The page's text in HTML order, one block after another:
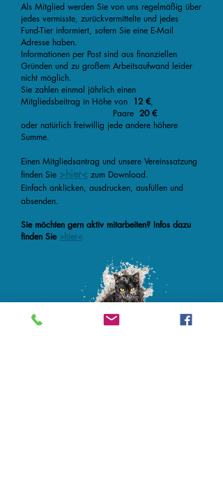
Als Mitglied werden Sie von uns regelmäßig über
jedes vermisste, zurückvermittelte und jedes
Fund-Tier informiert, sofern Sie eine E-Mail
Adresse haben.
Informationen per Post sind aus finanziellen
Gründen und zu großem Arbeitsaufwand leider
nicht möglich.
Sie zahlen einmal jährlich einen
Mitgliedsbeitrag in Höhe von 12 €,
Paare 20 €
oder natürlich freiwillig jede andere höhere
Summe.
Einen Mitgliedsantrag und unsere Vereinssatzung
finden Sie >hier< zum Download.
Einfach anklicken, ausdrucken, ausfüllen und
absenden.
Sie möchten gern aktiv mitarbeiten? Infos dazu
finden Sie >hier<